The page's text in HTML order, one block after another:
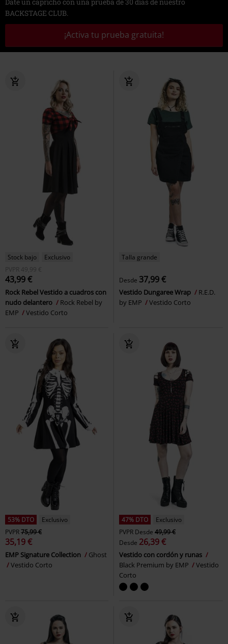
BACKSTAGE CLUB.
¡Activa tu prueba gratuita!
Stock bajo
Exclusivo
PVPR 49,99 €
43,99 €
Rock Rebel Vestido a cuadros con
nudo delantero
Rock Rebel by
EMP
Vestido Corto
Talla grande
Desde 37,99 €
Vestido Dungaree Wrap
R.E.D.
by EMP
Vestido Corto
53% DTO
Exclusivo
PVPR75,99 €
35,19 €
EMP Signature Collection
Ghost
Vestido Corto
47% DTO
Exclusivo
PVPR Desde 49,99 €
Desde 26,39 €
Vestido con cordón y runas
Black Premium by EMP
Vestido
Corto